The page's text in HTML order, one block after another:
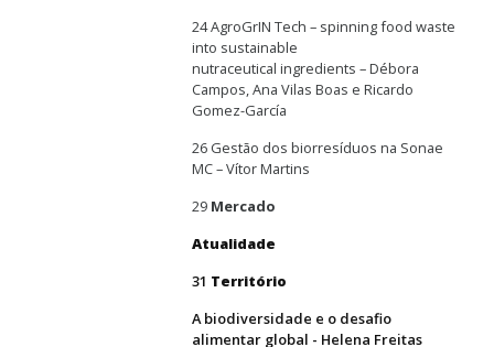
24 AgroGrIN Tech – spinning food waste
into sustainable
nutraceutical ingredients – Débora
Campos, Ana Vilas Boas e Ricardo
Gomez-García
26 Gestão dos biorresíduos na Sonae
MC – Vítor Martins
29 Mercado
Atualidade
31 Território
A biodiversidade e o desafio
alimentar global - Helena Freitas